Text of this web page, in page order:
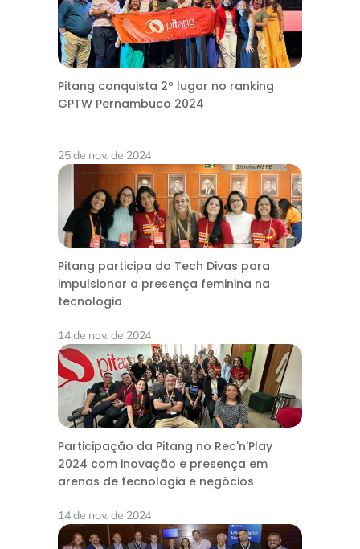
Pitang conquista 2º lugar no ranking
GPTW Pernambuco 2024
25 de nov. de 2024
Pitang participa do Tech Divas para
impulsionar a presença feminina na
tecnologia
14 de nov. de 2024
Participação da Pitang no Rec'n'Play
2024 com inovação e presença em
arenas de tecnologia e negócios
14 de nov. de 2024